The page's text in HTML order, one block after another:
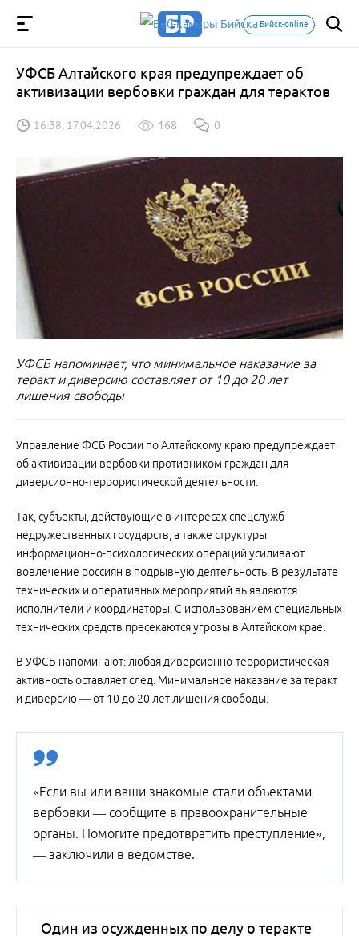
Бийск-online
УФСБ Алтайского края предупреждает об
активизации вербовки граждан для терактов
16:38, 17.04.2026 168 0
УФСБ напоминает, что минимальное наказание за
теракт и диверсию составляет от 10 до 20 лет
лишения свободы
Управление ФСБ России по Алтайскому краю предупреждает
об активизации вербовки противником граждан для
диверсионно-террористической деятельности.
Так, субъекты, действующие в интересах спецслужб
недружественных государств, а также структуры
информационно-психологических операций усиливают
вовлечение россиян в подрывную деятельность. В результате
технических и оперативных мероприятий выявляются
исполнители и координаторы. С использованием специальных
технических средств пресекаются угрозы в Алтайском крае.
В УФСБ напоминают: любая диверсионно-террористическая
активность оставляет след. Минимальное наказание за теракт
и диверсию — от 10 до 20 лет лишения свободы.
«Если вы или ваши знакомые стали объектами
вербовки — сообщите в правоохранительные
органы. Помогите предотвратить преступление»,
— заключили в ведомстве.
Один из осужденных по делу о теракте